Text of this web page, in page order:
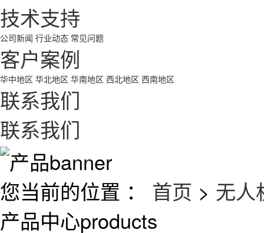
技术支持
公司新闻 行业动态 常见问题
客户案例
华中地区 华北地区 华南地区 西北地区 西南地区
联系我们
联系我们
您当前的位置 ： 首页 > 无人
产品中心products